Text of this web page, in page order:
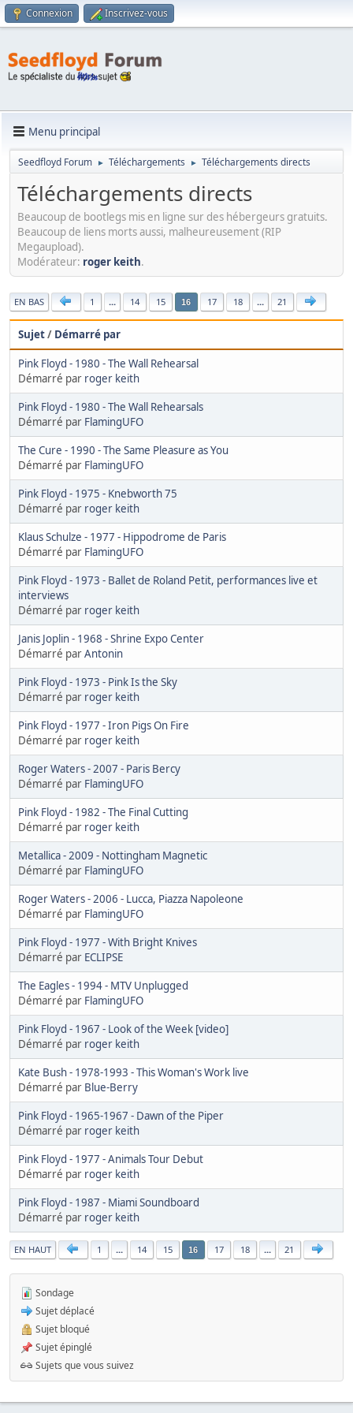
Connexion Inscrivez-vous
Menu principal
Seedfloyd Forum ► Téléchargements ► Téléchargements directs
Téléchargements directs
Beaucoup de bootlegs mis en ligne sur des hébergeurs gratuits.
Beaucoup de liens morts aussi, malheureusement (RIP
Megaupload).
Modérateur: roger keith.
|
EN BAS 1 ... 14 15 16 17 18 ... 21
Sujet/ Démarré par
Pink Floyd - 1980 - The Wall Rehearsal
Démarré par roger keith
Pink Floyd - 1980 - The Wall Rehearsals
Démarré par FlamingUFO
The Cure - 1990 - The Same Pleasure as You
Démarré par FlamingUFO
Pink Floyd - 1975 - Knebworth 75
Démarré par roger keith
Klaus Schulze - 1977 - Hippodrome de Paris
Démarré par FlamingUFO
Pink Floyd - 1973 - Ballet de Roland Petit, performances live et
interviews
Démarré par roger keith
Janis Joplin - 1968 - Shrine Expo Center
Démarré parAntonin
Pink Floyd - 1973 - Pink Is the Sky
Démarré par roger keith
Pink Floyd - 1977 - Iron Pigs On Fire
Démarré par roger keith
Roger Waters - 2007 - Paris Bercy
Démarré par FlamingUFO
Pink Floyd - 1982 - The Final Cutting
Démarré par roger keith
Metallica - 2009 - Nottingham Magnetic
Démarré par FlamingUFO
Roger Waters - 2006 - Lucca, Piazza Napoleone
Démarré par FlamingUFO
Pink Floyd - 1977 - With Bright Knives
Démarré par ECLIPSE
The Eagles - 1994 - MTV Unplugged
Démarré par FlamingUFO
Pink Floyd - 1967 - Look of the Week [video]
Démarré par roger keith
Kate Bush - 1978-1993 - This Woman's Work live
Démarré par Blue-Berry
Pink Floyd - 1965-1967 - Dawn of the Piper
Démarré par roger keith
Pink Floyd - 1977 - Animals Tour Debut
Démarré par roger keith
Pink Floyd - 1987 - Miami Soundboard
Démarré par roger keith
|
EN HAUT 1 ... 14 15 16 17 18 ... 21
Sondage
Sujet déplacé
Sujet bloqué
Sujet épinglé
Sujets que vous suivez